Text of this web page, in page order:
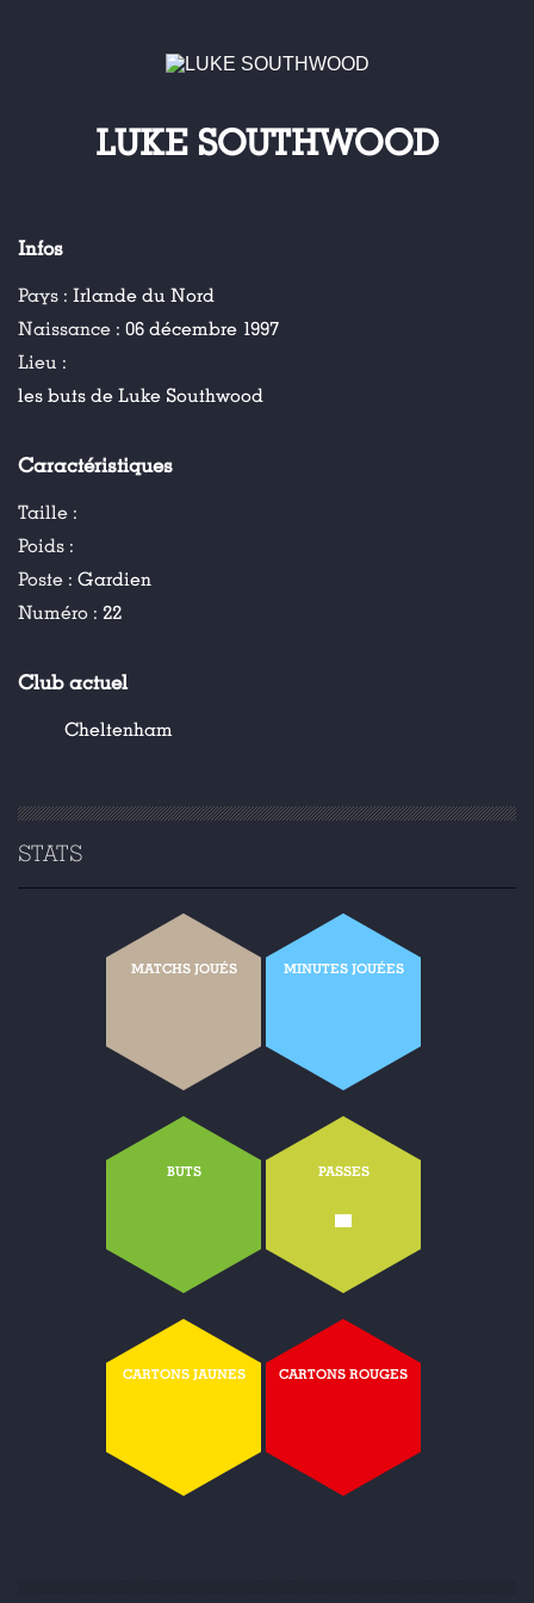
LUKE SOUTHWOOD
Infos
Pays : Irlande du Nord
Naissance : 06 décembre 1997
Lieu :
les buts de Luke Southwood
Caractéristiques
Taille :
Poids :
Poste : Gardien
Numéro : 22
Club actuel
Cheltenham
STATS
MATCHS JOUÉS MINUTES JOUÉES
BUTS PASSES
-
CARTONS JAUNES CARTONS ROUGES